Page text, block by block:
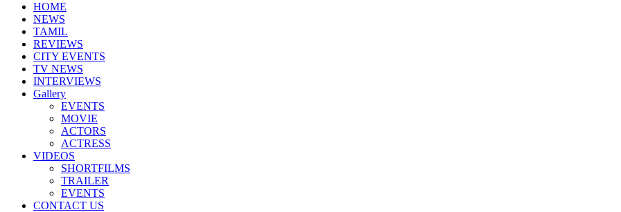
HOME
NEWS
TAMIL
REVIEWS
CITY EVENTS
TV NEWS
INTERVIEWS
Gallery
EVENTS
MOVIE
ACTORS
ACTRESS
VIDEOS
SHORTFILMS
TRAILER
EVENTS
CONTACT US